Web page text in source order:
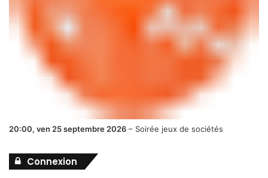
20:00, ven 25 septembre 2026 – Soirée jeux de sociétés
Connexion